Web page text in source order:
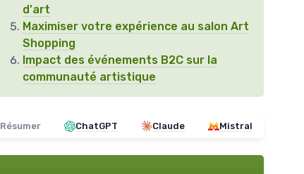
d'art
Maximiser votre expérience au salon Art
Shopping
Impact des événements B2C sur la
communauté artistique
Résumer ChatGPT Claude Mistral